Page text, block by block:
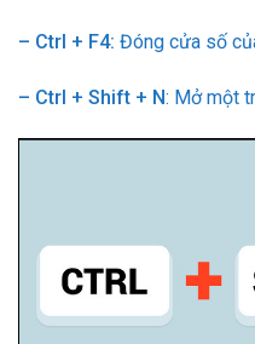
– Ctrl + F4: Đóng cửa số
– Ctrl + Shift + N: Mở một